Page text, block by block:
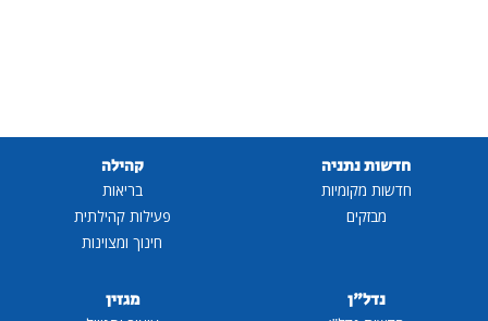
חדשות נתניה
חדשות מקומיות
מבזקים
קהילה
בריאות
פעילות קהילתית
חינוך ומצוינות
נדל"ן מגזין